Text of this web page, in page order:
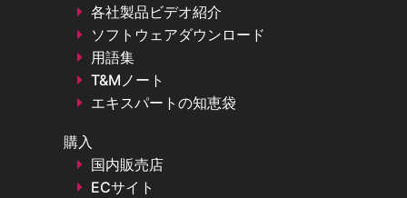
各社製品ビデオ紹介
ソフトウェアダウンロード
用語集
T&Mノート
エキスパートの知恵袋
購入
国内販売店
ECサイト